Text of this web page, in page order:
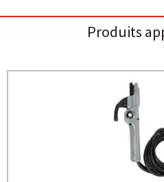
Produits